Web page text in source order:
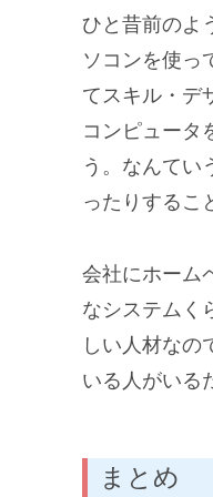
ひと昔前のよ
ソコンを使っ
てスキル・デ
コンピュータ
う。なんてい
ったりするこ
会社にホーム
なシステムく
しい人材なの
いる人がいる
まとめ